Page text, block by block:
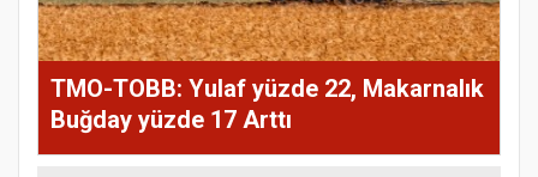
TMO-TOBB: Yulaf yüzde 22, Makarnalık
Buğday yüzde 17 Arttı